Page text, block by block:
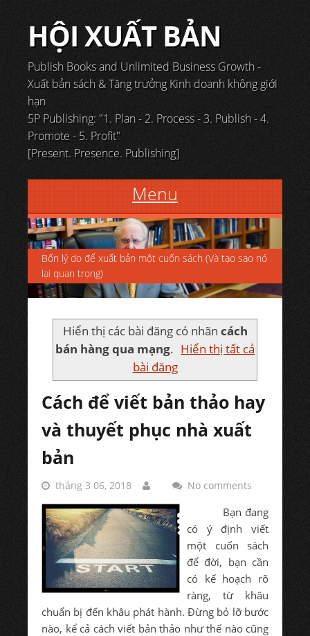
HỘI XUẤT BẢN
Publish Books and Unlimited Business Growth -
Xuất bản sách & Tăng trưởng Kinh doanh không giới
hạn
5P Publishing: "1. Plan - 2. Process - 3. Publish - 4.
Promote - 5. Profit"
[Present. Presence. Publishing]
Menu
Skip to content
Bốn lý do để xuất bản một cuốn sách (Và tạo sao nó
lại quan trọng)
Hiển thị các bài đăng có nhãn cách
bán hàng qua mạng. Hiển thị tất cả
bài đăng
Cách để viết bản thảo hay
và thuyết phục nhà xuất
bản
tháng 3 06, 2018 No comments
Bạn đang
có ý định viết
một cuốn sách
để đời, bạn cần
có kế hoạch rõ
ràng, từ khâu
chuẩn bị đến khâu phát hành. Đừng bỏ lỡ bước
nào, kể cả cách viết bản thảo như thế nào cũng